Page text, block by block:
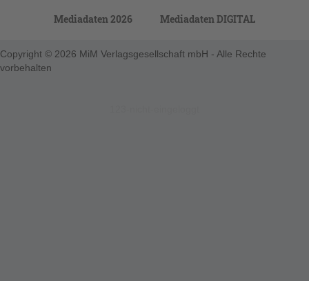
Mediadaten 2026 Mediadaten DIGITAL
Copyright © 2026 MiM Verlagsgesellschaft mbH - Alle Rechte
vorbehalten